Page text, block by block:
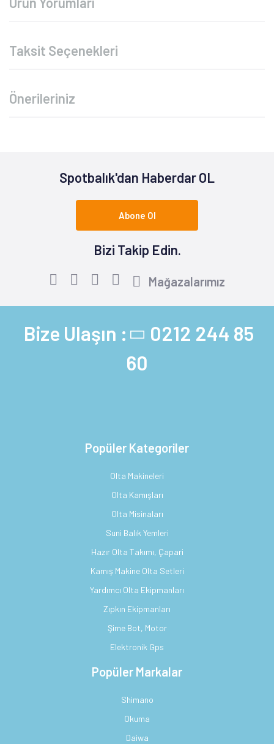
Taksit Seçenekleri
Önerileriniz
Spotbalık'dan Haberdar OL
Abone Ol
Bizi Takip Edin.
Mağazalarımız
Bize Ulaşın : 0212 244 85
60
Popüler Kategoriler
Olta Makineleri
Olta Kamışları
Olta Misinaları
Suni Balık Yemleri
Hazır Olta Takımı, Çapari
Kamış Makine Olta Setleri
Yardımcı Olta Ekipmanları
Zıpkın Ekipmanları
Şime Bot, Motor
Elektronik Gps
Popüler Markalar
Shimano
Okuma
Daiwa